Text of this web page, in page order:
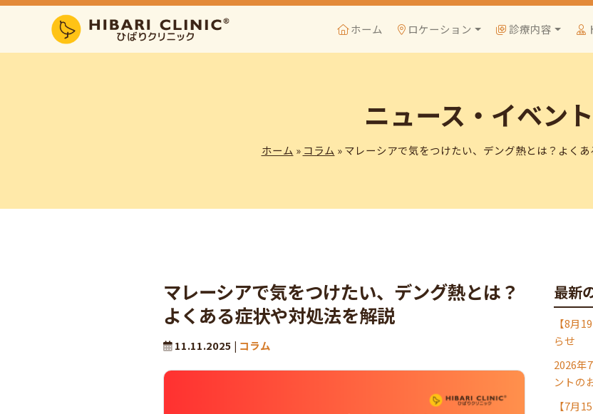
ホーム ロケーション 診療内容
ニュース・イベント
ホーム » コラム » マレーシアで気をつけたい、デング熱とは？よく
マレーシアで気をつけたい、デング熱とは？
よくある症状や対処法を解説
11.11.2025 | コラム
最新
【8月
らせ
2026年
ントの
【7月